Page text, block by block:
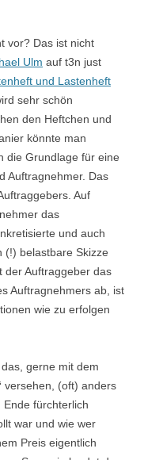
vor? Das ist nicht
Ulm auf t3n just
und Lastenheft
sehr schön
den Heftchen und
könnte man
die Grundlage für eine
Auftragnehmer. Das
Auf
das
und auch
(!) belastbare Skizze
der Auftraggeber das
Auftragnehmers ab, ist
wie zu erfolgen
gerne mit dem
versehen, (oft) anders
fürchterlich
war und wie wer
Preis eigentlich